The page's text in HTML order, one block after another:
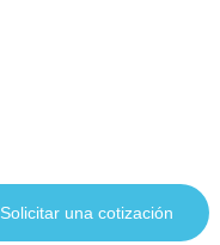
Solicitar una cotización